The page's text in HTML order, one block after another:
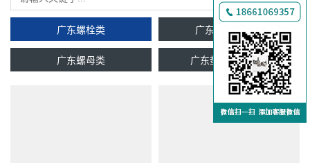
广东螺栓类 广东双头牙条类
广东螺母类 广东垫圈及挡圈类